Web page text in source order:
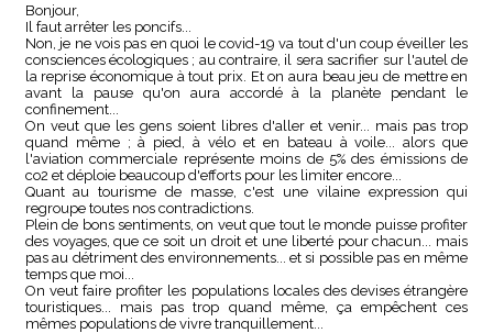
Bonjour,
Il faut arrêter les poncifs...
Non, je ne vois pas en quoi le covid-19 va tout d'un coup éveiller les
consciences écologiques ; au contraire, il sera sacrifier sur l'autel de
la reprise économique à tout prix. Et on aura beau jeu de mettre en
avant la pause qu'on aura accordé à la planète pendant le
confinement...
On veut que les gens soient libres d'aller et venir... mais pas trop
quand même ; à pied, à vélo et en bateau à voile... alors que
l'aviation commerciale représente moins de 5% des émissions de
co2 et déploie beaucoup d'efforts pour les limiter encore...
Quant au tourisme de masse, c'est une vilaine expression qui
regroupe toutes nos contradictions.
Plein de bons sentiments, on veut que tout le monde puisse profiter
des voyages, que ce soit un droit et une liberté pour chacun... mais
pas au détriment des environnements... et si possible pas en même
temps que moi...
On veut faire profiter les populations locales des devises étrangère
touristiques... mais pas trop quand même, ça empêchent ces
mêmes populations de vivre tranquillement...